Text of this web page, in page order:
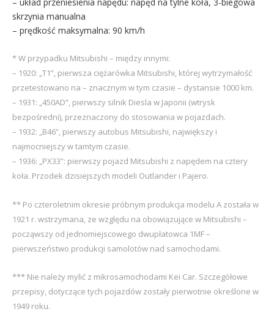
skrzynia manualna
– prędkość maksymalna: 90 km/h
* W przypadku Mitsubishi – między innymi:
– 1920: „T1”, pierwsza ciężarówka Mitsubishi, której wytrzymałość
przetestowano na – znacznym w tym czasie – dystansie 1000 km.
– 1931: „450AD”, pierwszy silnik Diesla w Japonii (wtrysk
bezpośredni), przeznaczony do stosowania w pojazdach.
– 1932: „B46”, pierwszy autobus Mitsubishi, największy i
najmocniejszy w tamtym czasie.
– 1936: „PX33”: pierwszy pojazd Mitsubishi z napędem na cztery
koła. Przodek dzisiejszych modeli Outlander i Pajero.
** Po czteroletnim okresie próbnym produkcja modelu A została w
1921 r. wstrzymana, ze względu na obowiązujące w Mitsubishi –
począwszy od jednomiejscowego dwupłatowca 1MF –
pierwszeństwo produkcji samolotów nad samochodami.
*** Nie należy mylić z mikrosamochodami Kei Car. Szczegółowe
przepisy, dotyczące tych pojazdów zostały pierwotnie określone w
1949 roku.